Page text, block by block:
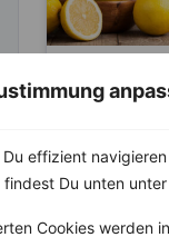
effizient
Du unten
Cookies werden
basisch?
Wer Zitronen
zu 100 % auch
macht lustig!“